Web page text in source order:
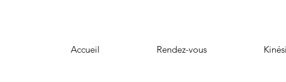
Accueil Rendez-vous